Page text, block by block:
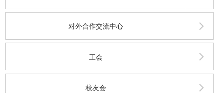
对外合作交流中心
工会
校友会